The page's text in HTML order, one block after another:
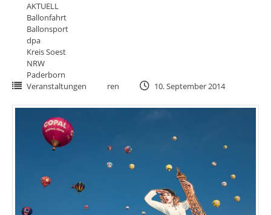
AKTUELL
Ballonfahrt
Ballonsport
dpa
Kreis Soest
NRW
Paderborn
Veranstaltungen
ren 10. September 2014